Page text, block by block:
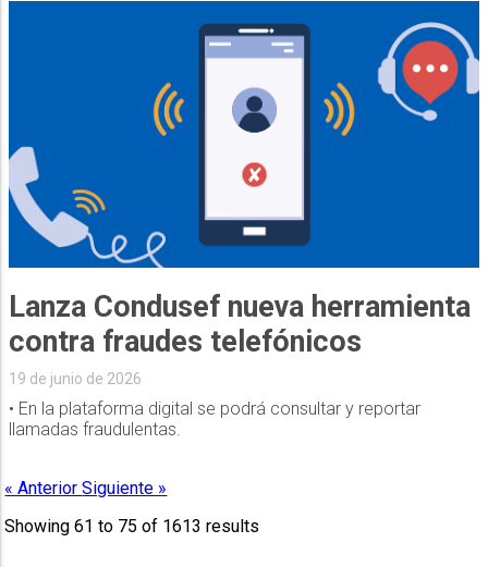
Lanza Condusef nueva herramienta
contra fraudes telefónicos
19 de junio de 2026
• En la plataforma digital se podrá consultar y reportar
llamadas fraudulentas.
« AnteriorSiguiente »
Showing61 to 75 of 1613 results